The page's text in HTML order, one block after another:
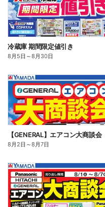
冷蔵庫 期間限定値引き
8月5日 ～8月30日
【GENERAL】エアコン大商談会
8月2日 ～8月7日